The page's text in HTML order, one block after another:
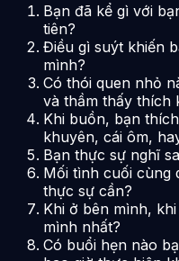
Bạn đã kể gì với
tiên?
Điều gì suýt khiến
mình?
Có thói quen nhỏ
và thầm thấy thích
Khi buồn, bạn
khuyên, cái ôm,
Bạn thực sự nghĩ
Mối tình cuối cùng
thực sự cần?
Khi ở bên mình,
mình nhất?
Có buổi hẹn nào